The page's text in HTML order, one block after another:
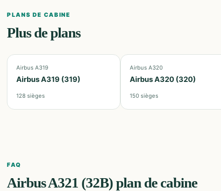
PLANS DE CABINE
Plus de plans
Airbus A319
Airbus A319 (319)
128 sièges
Airbus A320
Airbus A320 (320)
150 sièges
FAQ
Airbus A321 (32B)plan de cabine